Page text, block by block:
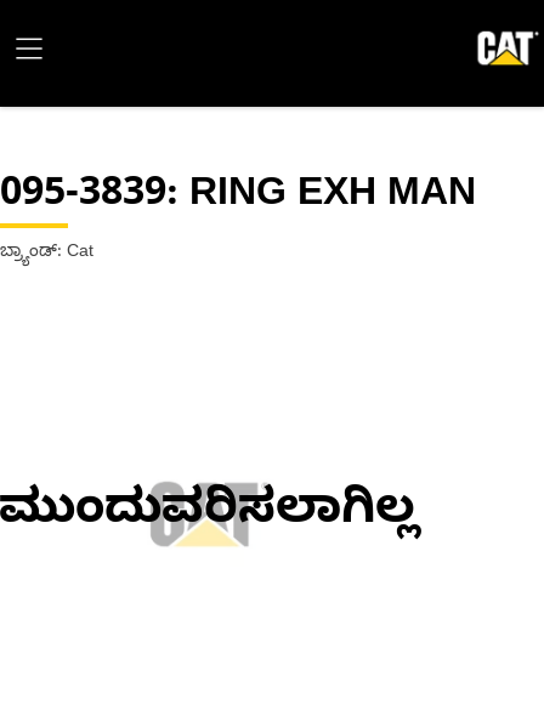
095-3839: RING EXH MAN
ಬ್ರ್ಯಾಂಡ್: Cat
ಮುಂದುವರಿಸಲಾಗಿಲ್ಲ